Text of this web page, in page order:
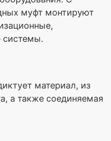
муфт монтируют
системы.
материал, из
а также соединяемая